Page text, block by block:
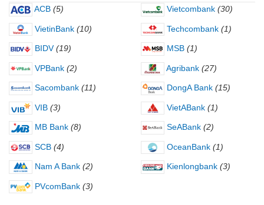
ACB (5) Vietcombank (30)
VietinBank (10) Techcombank (1)
BIDV (19) MSB (1)
VPBank (2) Agribank (27)
Sacombank (11) DongA Bank (15)
VIB (3) VietABank (1)
MB Bank (8) SeABank (2)
SCB (4) OceanBank (1)
Nam A Bank (2) Kienlongbank (3)
PVcomBank (3)